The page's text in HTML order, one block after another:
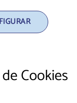
Cookies